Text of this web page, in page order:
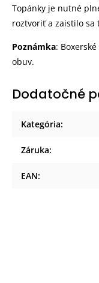
Topánky je nutné
roztvoriť a zaistilo sa
Poznámka:
obuv.
Dodatočné
Kategória:
Záruka:
EAN: